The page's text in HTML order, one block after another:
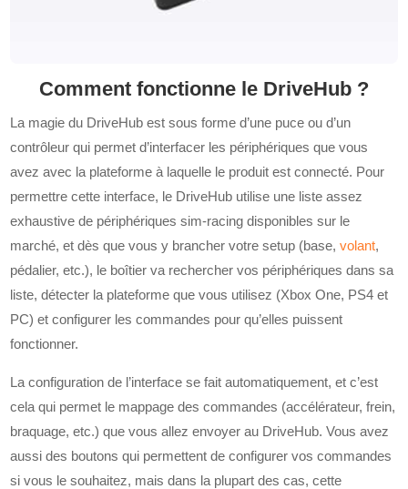
Comment fonctionne le DriveHub ?
La magie du DriveHub est sous forme d’une puce ou d’un
contrôleur qui permet d’interfacer les périphériques que vous
avez avec la plateforme à laquelle le produit est connecté. Pour
permettre cette interface, le DriveHub utilise une liste assez
exhaustive de périphériques sim-racing disponibles sur le
marché, et dès que vous y brancher votre setup (base,volant,
pédalier, etc.), le boîtier va rechercher vos périphériques dans sa
liste, détecter la plateforme que vous utilisez (Xbox One, PS4 et
PC) et configurer les commandes pour qu’elles puissent
fonctionner.
La configuration de l’interface se fait automatiquement, et c’est
cela qui permet le mappage des commandes (accélérateur, frein,
braquage, etc.) que vous allez envoyer au DriveHub. Vous avez
aussi des boutons qui permettent de configurer vos commandes
si vous le souhaitez, mais dans la plupart des cas, cette